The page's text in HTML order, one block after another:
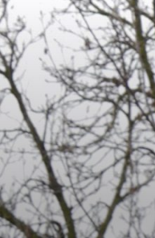
Ga
naar
de
inhoud